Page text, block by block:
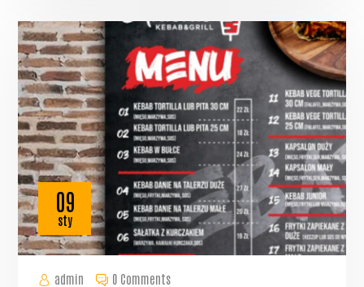
admin
09
sty
0 Comments